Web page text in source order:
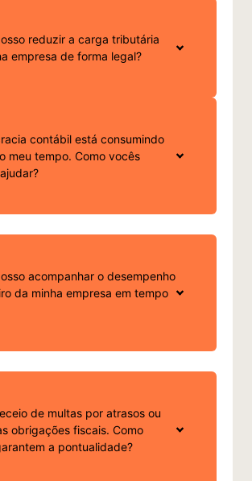
reduzir a carga tributária
empresa de forma legal?
contábil está consumindo
meu tempo. Como vocês
acompanhar o desempenho
da minha empresa em tempo
de multas por atrasos ou
obrigações fiscais. Como
a pontualidade?